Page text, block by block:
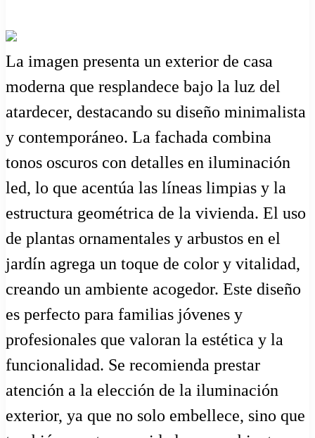
La imagen presenta un exterior de casa
moderna que resplandece bajo la luz del
atardecer, destacando su diseño minimalista
y contemporáneo. La fachada combina
tonos oscuros con detalles en iluminación
led, lo que acentúa las líneas limpias y la
estructura geométrica de la vivienda. El uso
de plantas ornamentales y arbustos en el
jardín agrega un toque de color y vitalidad,
creando un ambiente acogedor. Este diseño
es perfecto para familias jóvenes y
profesionales que valoran la estética y la
funcionalidad. Se recomienda prestar
atención a la elección de la iluminación
exterior, ya que no solo embellece, sino que